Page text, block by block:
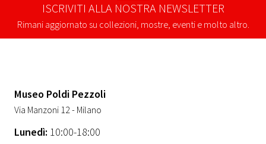
ISCRIVITI ALLA NOSTRA NEWSLETTER
Rimani aggiornato su collezioni, mostre, eventi e molto altro.
Museo Poldi Pezzoli
Via Manzoni 12 - Milano
Lunedì: 10:00-18:00